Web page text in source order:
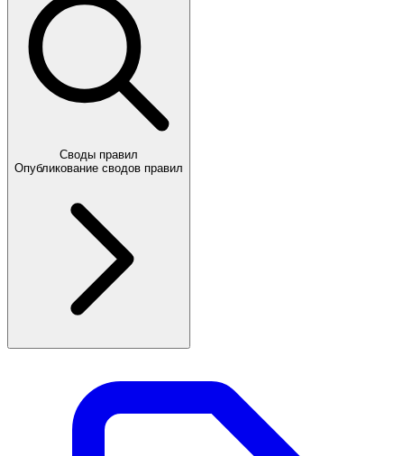
Своды правил
Опубликование сводов правил